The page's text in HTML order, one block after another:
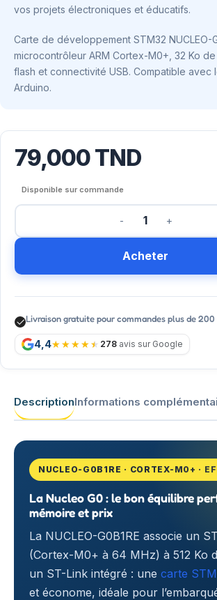
vos projets électroniques et éducatifs.
Carte de développement STM32 NUCLEO-
microcontrôleur ARM Cortex-M0+, 32 Ko
flash et connectivité USB. Compatible avec
Arduino.
79,000TND
Disponible sur commande
Acheter
Livraison gratuite pour commandes plus de 200
4,4 278 avis sur Google
DescriptionInformations
NUCLEO-G0B1RE · CORTEX-M0+ ·
La Nucleo G0 : le bon équilibre
mémoire et prix
La NUCLEO-G0B1RE associe un
(Cortex-M0+ à 64 MHz) à 512 Ko
un ST-Link intégré : une carte
et économe, idéale pour